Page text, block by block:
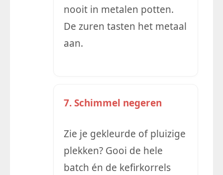
nooit in metalen potten.
De zuren tasten het metaal
aan.
7. Schimmel negeren
Zie je gekleurde of pluizige
plekken? Gooi de hele
batch én de kefirkorrels